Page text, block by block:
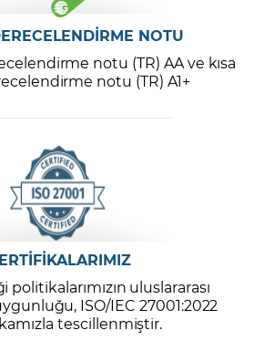
NOTU
notu (TR) AA ve kısa
notu (TR) A1+
uluslararası
ISO/IEC 27001:2022
tescillenmiştir.